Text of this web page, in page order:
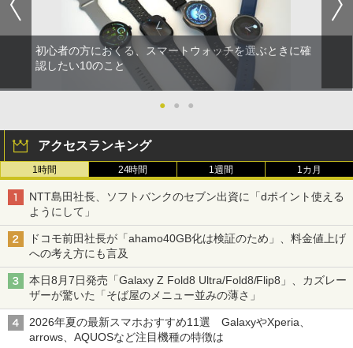
初心者の方におくる、スマートウォッチを選ぶときに確
認したい10のこと
● ● ●
アクセスランキング
1時間 24時間 1週間 1カ月
NTT島田社長、ソフトバンクのセブン出資に「dポイント使える
ようにして」
ドコモ前田社長が「ahamo40GB化は検証のため」、料金値上げ
への考え方にも言及
本日8月7日発売「Galaxy Z Fold8 Ultra/Fold8/Flip8」、カズレー
ザーが驚いた「そば屋のメニュー並みの薄さ」
2026年夏の最新スマホおすすめ11選 GalaxyやXperia、
arrows、AQUOSなど注目機種の特徴は